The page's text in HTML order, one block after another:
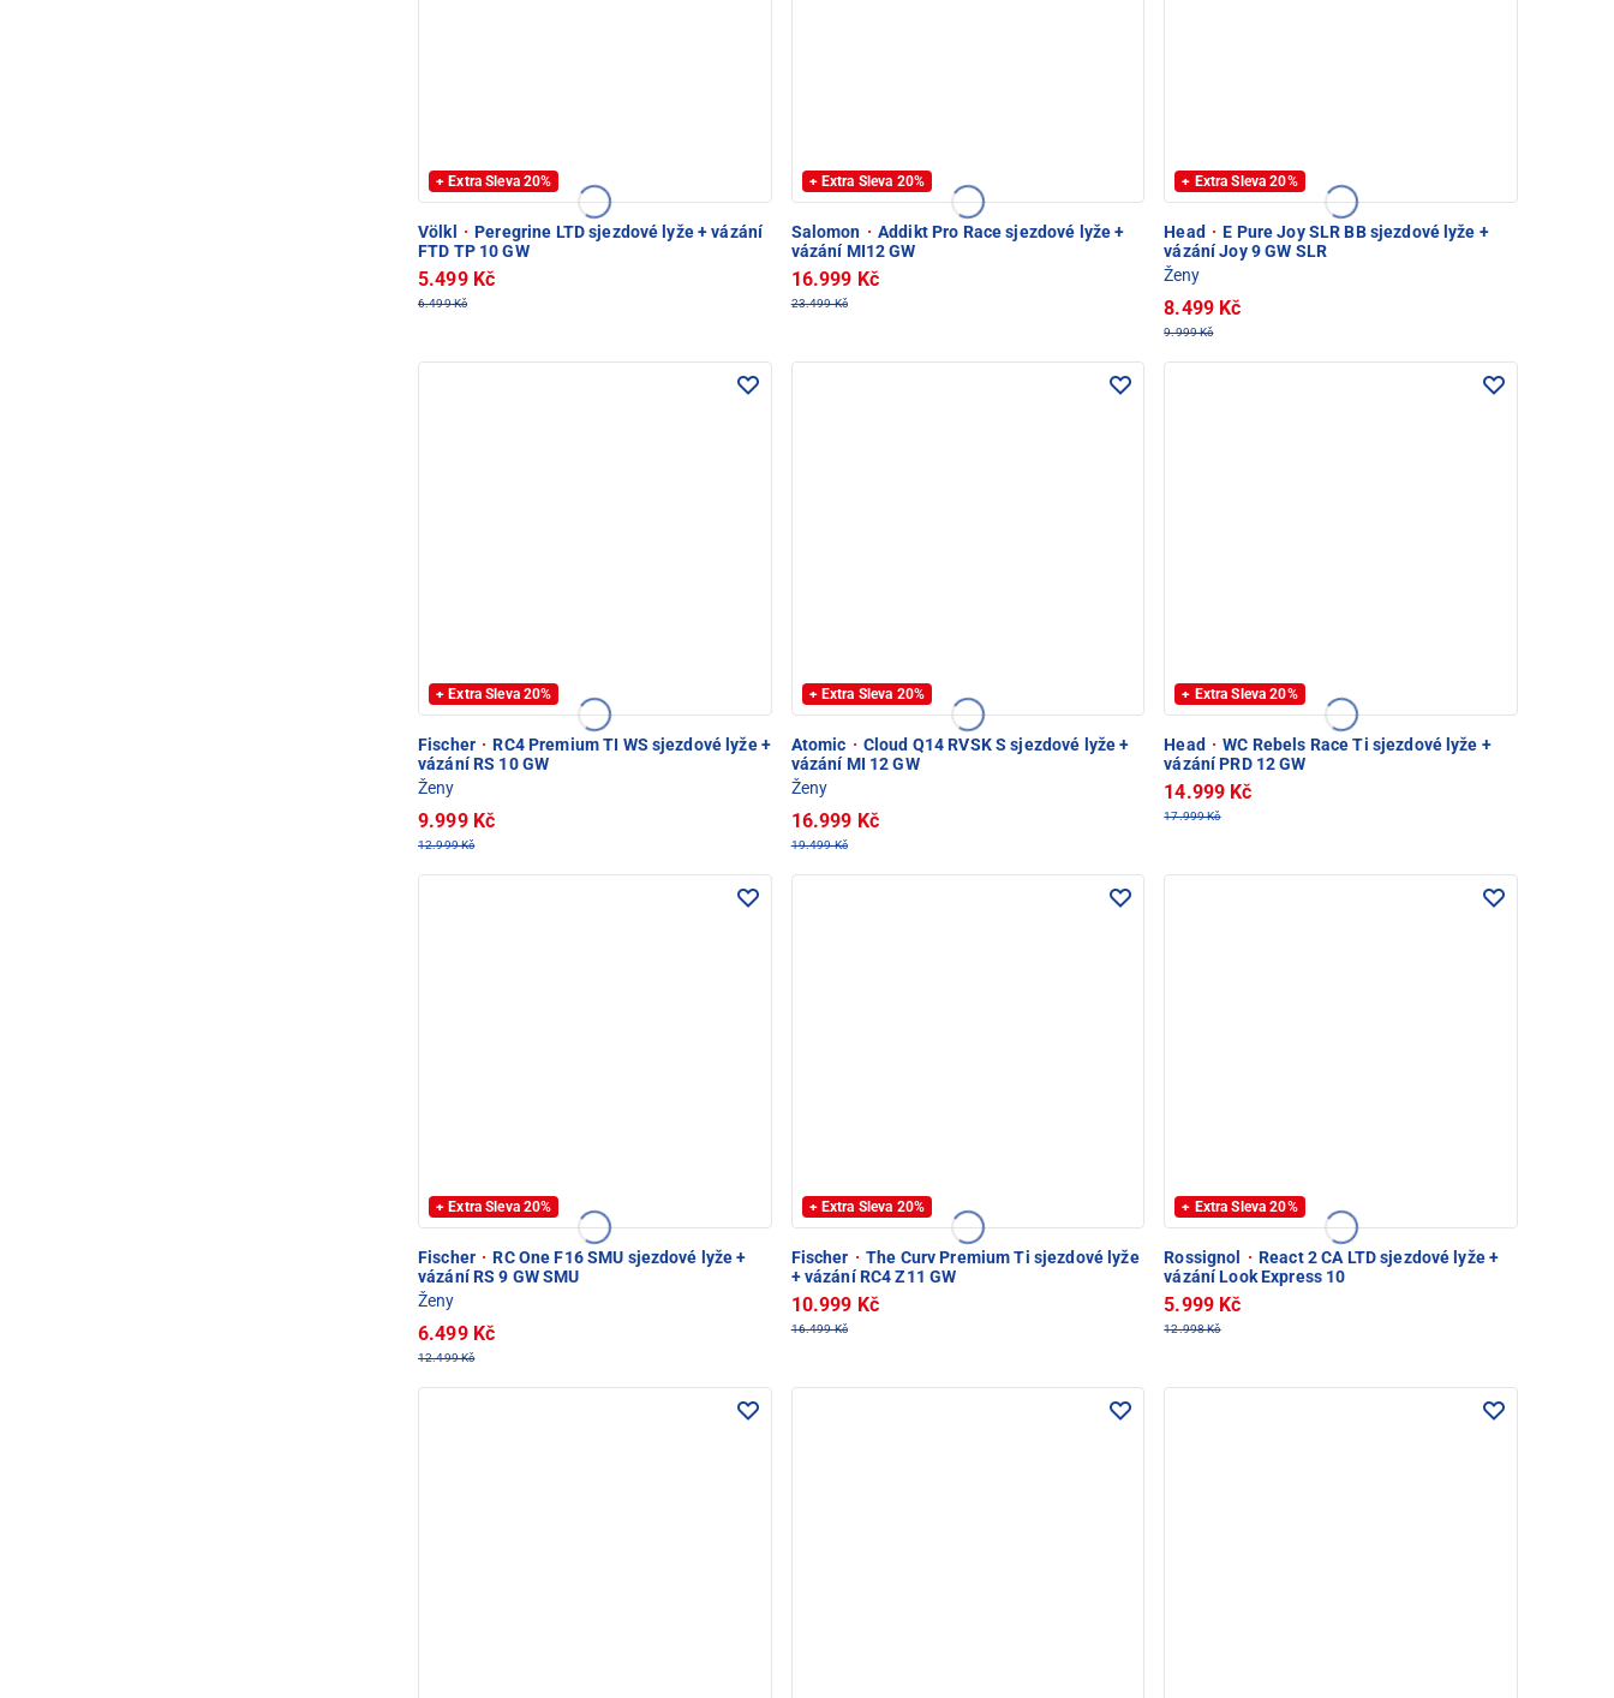
+ Extra Sleva 20%
Völkl · Peregrine LTD sjezdové lyže + vázání
FTD TP 10 GW
5.499 Kč
6.499 Kč
+ Extra Sleva 20%
Salomon · Addikt Pro Race sjezdové lyže +
vázání MI12 GW
16.999 Kč
23.499 Kč
+ Extra Sleva 20%
Head · E Pure Joy SLR BB sjezdové lyže +
vázání Joy 9 GW SLR
Ženy
8.499 Kč
9.999 Kč
+ Extra Sleva 20%
Fischer · RC4 Premium TI WS sjezdové lyže +
vázání RS 10 GW
Ženy
9.999 Kč
12.999 Kč
+ Extra Sleva 20%
Atomic · Cloud Q14 RVSK S sjezdové lyže +
vázání MI 12 GW
Ženy
16.999 Kč
19.499 Kč
+ Extra Sleva 20%
Head · WC Rebels Race Ti sjezdové lyže +
vázání PRD 12 GW
14.999 Kč
17.999 Kč
+ Extra Sleva 20%
Fischer · RC One F16 SMU sjezdové lyže +
vázání RS 9 GW SMU
Ženy
6.499 Kč
12.499 Kč
+ Extra Sleva 20%
Fischer · The Curv Premium Ti sjezdové lyže
+ vázání RC4 Z11 GW
10.999 Kč
16.499 Kč
+ Extra Sleva 20%
Rossignol · React 2 CA LTD sjezdové lyže +
vázání Look Express 10
5.999 Kč
12.998 Kč